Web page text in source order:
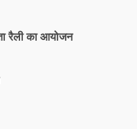
रैली का आयोजन